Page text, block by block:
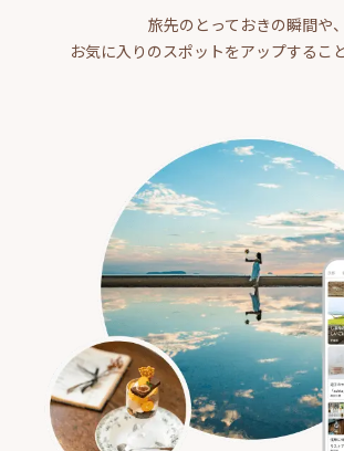
旅先のとっておきの瞬間や、
お気に入りのスポットをアップするこ